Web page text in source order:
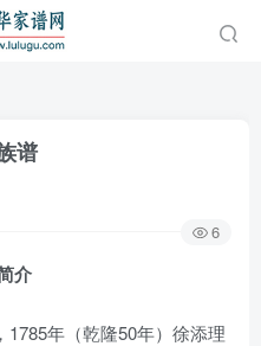
谱
6
介
年（乾隆50年）徐添理